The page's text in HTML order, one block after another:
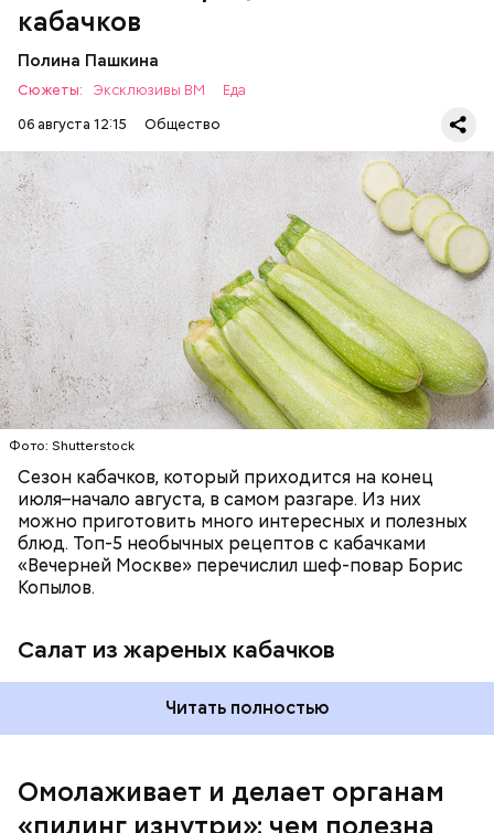
кабачков
Полина Пашкина
Сюжеты: Эксклюзивы ВМ
Еда
06 августа 12:15
Общество
Фото: Shutterstock
Сезон кабачков, который приходится на конец
июля–начало августа, в самом разгаре. Из них
можно приготовить много интересных и полезных
блюд. Топ-5 необычных рецептов с кабачками
«Вечерней Москве» перечислил шеф-повар Борис
Копылов.
Салат из жареных кабачков
Ингредиенты:
Читать полностью
ЕДА ОВОЩИ РЕЦЕПТЫ
Омолаживает и делает органам
«пилинг изнутри»: чем полезна
ногти и оказывает омолаживающее действие;
витамин С — работает как антиоксидант,
клетчатка — достаточно нежная и забирает
излишки холестерина, сахара и соли тяжелых
Вред дыни
Фото: Shutterstock